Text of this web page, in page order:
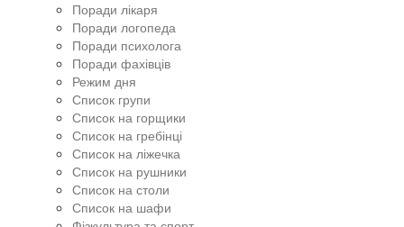
Поради лікаря
Поради логопеда
Поради психолога
Поради фахівців
Режим дня
Список групи
Список на горщики
Список на гребінці
Список на ліжечка
Список на рушники
Список на столи
Список на шафи